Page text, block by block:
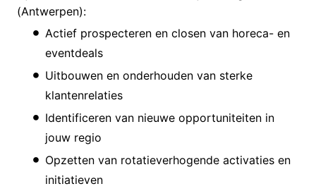
(Antwerpen):
Actief prospecteren en closen van horeca- en
eventdeals
Uitbouwen en onderhouden van sterke
klantenrelaties
Identificeren van nieuwe opportuniteiten in
jouw regio
Opzetten van rotatieverhogende activaties en
initiatieven